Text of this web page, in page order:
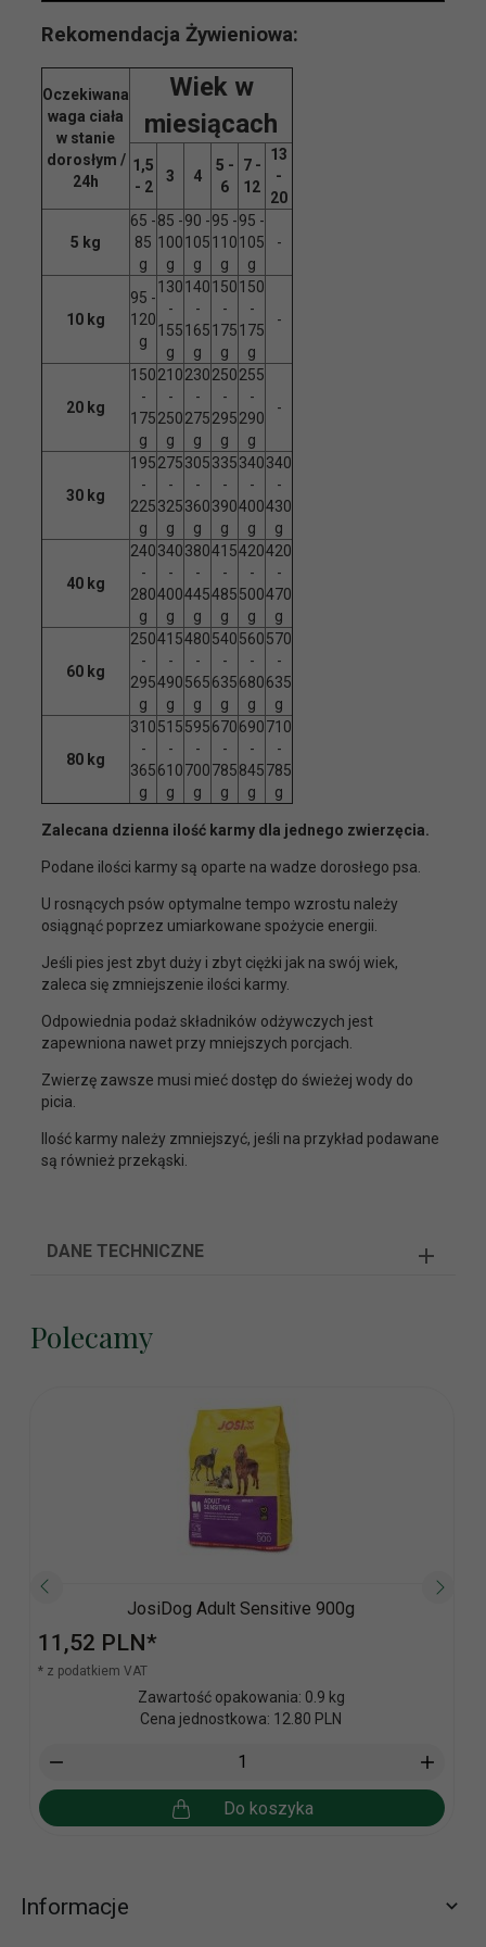
Rekomendacja Żywieniowa:
Oczekiwana
waga ciała
w stanie
dorosłym /
24h
Wiek w
miesiącach
1,5
- 2
3 4
5 -
6
7 -
12
13
-
20
5 kg
65 -
85
g
85 -
100
g
90 -
105
g
95 -
110
g
95 -
105
g
-
10 kg
95 -
120
g
130
-
155
g
140
-
165
g
150
-
175
g
150
-
175
g
-
20 kg
150
-
175
g
210
-
250
g
230
-
275
g
250
-
295
g
255
-
290
g
-
30 kg
195
-
225
g
275
-
325
g
305
-
360
g
335
-
390
g
340
-
400
g
340
-
430
g
40 kg
240
-
280
g
340
-
400
g
380
-
445
g
415
-
485
g
420
-
500
g
420
-
470
g
60 kg
250
-
295
g
415
-
490
g
480
-
565
g
540
-
635
g
560
-
680
g
570
-
635
g
80 kg
310
-
365
g
515
-
610
g
595
-
700
g
670
-
785
g
690
-
845
g
710
-
785
g
Zalecana dzienna ilość karmy dla jednego zwierzęcia.
Podane ilości karmy są oparte na wadze dorosłego psa.
U rosnących psów optymalne tempo wzrostu należy
osiągnąć poprzez umiarkowane spożycie energii.
Jeśli pies jest zbyt duży i zbyt ciężki jak na swój wiek,
zaleca się zmniejszenie ilości karmy.
Odpowiednia podaż składników odżywczych jest
zapewniona nawet przy mniejszych porcjach.
Zwierzę zawsze musi mieć dostęp do świeżej wody do
picia.
Ilość karmy należy zmniejszyć, jeśli na przykład podawane
są również przekąski.
DANE TECHNICZNE
Polecamy
JosiDog Adult Sensitive 900g
11,52 PLN*
* z podatkiem VAT
Zawartość opakowania: 0.9 kg
Cena jednostkowa: 12.80 PLN
Do koszyka
Informacje